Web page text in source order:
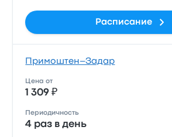
Расписание
Примоштен–Задар
Цена от
1 309 ₽
Периодичность
4 раз в день